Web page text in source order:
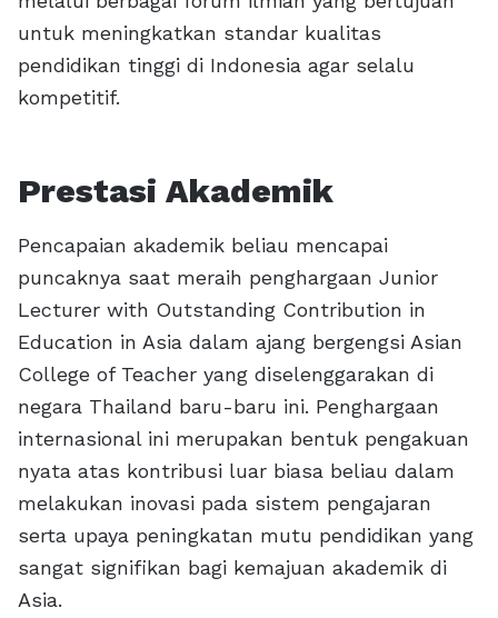
untuk meningkatkan standar kualitas
pendidikan tinggi di Indonesia agar selalu
kompetitif.
Prestasi Akademik
Pencapaian akademik beliau mencapai
puncaknya saat meraih penghargaan Junior
Lecturer with Outstanding Contribution in
Education in Asia dalam ajang bergengsi Asian
College of Teacher yang diselenggarakan di
negara Thailand baru-baru ini. Penghargaan
internasional ini merupakan bentuk pengakuan
nyata atas kontribusi luar biasa beliau dalam
melakukan inovasi pada sistem pengajaran
serta upaya peningkatan mutu pendidikan yang
sangat signifikan bagi kemajuan akademik di
Asia.